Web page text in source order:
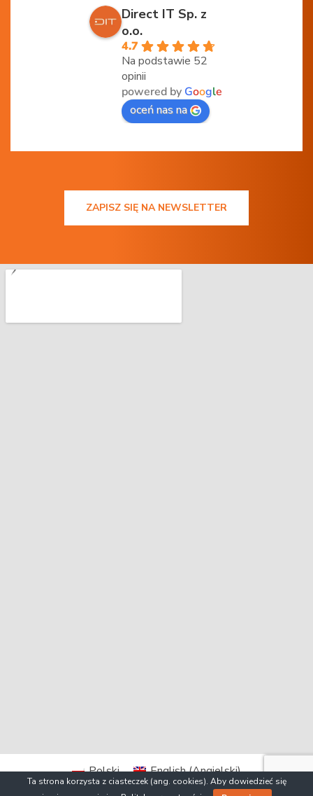
Direct IT Sp. z
o.o.
4.7
Na podstawie 52
opinii
powered by Google
oceń nas na
ZAPISZ SIĘ NA NEWSLETTER
Ta strona korzysta z ciasteczek (ang. cookies). Aby dowiedzieć się
Polski English(Angielski)